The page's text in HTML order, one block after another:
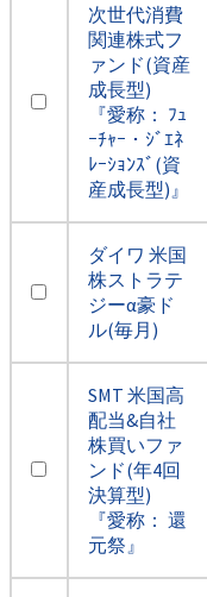
次世代消費
関連株式フ
ァンド(資産
成長型)
『愛称： ﾌｭ
ｰﾁｬｰ・ｼﾞｴﾈ
ﾚｰｼｮﾝｽﾞ(資
産成長型)』
ダイワ 米国
株ストラテ
ジーα豪ド
ル(毎月)
SMT 米国高
配当&自社
株買いファ
ンド(年4回
決算型)
『愛称： 還
元祭』